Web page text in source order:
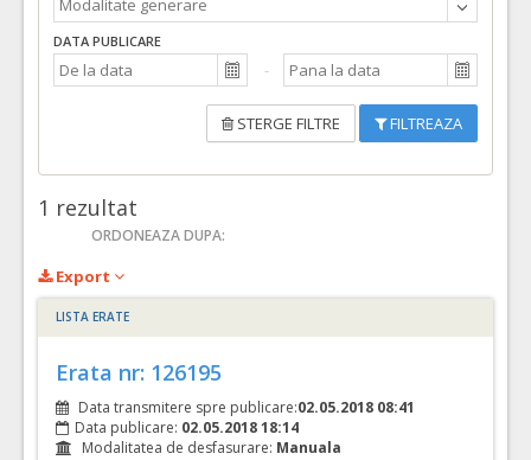
DATA PUBLICARE
STERGE FILTRE FILTREAZA
1 rezultat
ORDONEAZA DUPA:
Export
LISTA ERATE
Erata nr: 126195
Data transmitere spre publicare:02.05.2018 08:41
Data publicare: 02.05.2018 18:14
Modalitatea de desfasurare: Manuala